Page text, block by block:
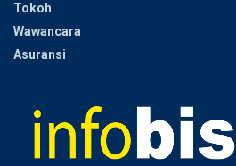
Tokoh
Wawancara
Asuransi